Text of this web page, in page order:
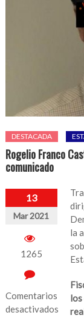
DESTACADA
Rogelio Franco
comunicado
13
Mar 2021
1265
Comentarios
desactivados
la